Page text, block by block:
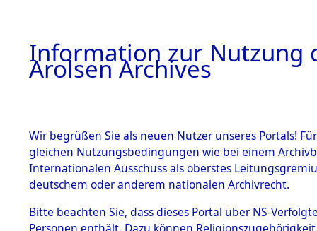
BILD
BESTÄNDE
Information zur Nutzung
Arolsen Archives
Wir begrüßen Sie als neuen Nutzer unseres Portals!
gleichen Nutzungsbedingungen wie bei einem
Internationalen Ausschuss als oberstes
deutschem oder anderem nationalen Archivrecht.
Bitte beachten Sie, dass dieses Portal über NS-